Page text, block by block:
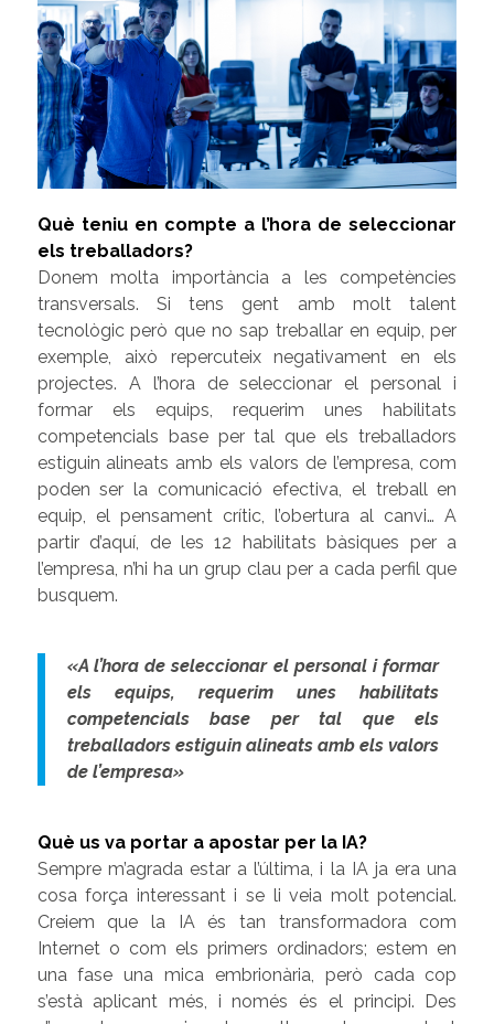
Què teniu en compte a l’hora de seleccionar
els treballadors?
Donem molta importància a les competències
transversals. Si tens gent amb molt talent
tecnològic però que no sap treballar en equip, per
exemple, això repercuteix negativament en els
projectes. A l’hora de seleccionar el personal i
formar els equips, requerim unes habilitats
competencials base per tal que els treballadors
estiguin alineats amb els valors de l’empresa, com
poden ser la comunicació efectiva, el treball en
equip, el pensament crític, l’obertura al canvi… A
partir d’aquí, de les 12 habilitats bàsiques per a
l’empresa, n’hi ha un grup clau per a cada perfil que
busquem.
«A l’hora de seleccionar el personal i formar
els equips, requerim unes habilitats
competencials base per tal que els
treballadors estiguin alineats amb els valors
de l’empresa»
Què us va portar a apostar per la IA?
Sempre m’agrada estar a l’última, i la IA ja era una
cosa força interessant i se li veia molt potencial.
Creiem que la IA és tan transformadora com
Internet o com els primers ordinadors; estem en
una fase una mica embrionària, però cada cop
s’està aplicant més, i només és el principi. Des